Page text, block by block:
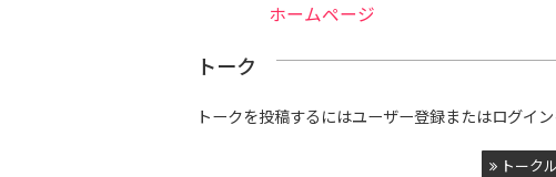
ホームページ
トーク
トークを投稿するにはユーザー登録またはログイン
トーク